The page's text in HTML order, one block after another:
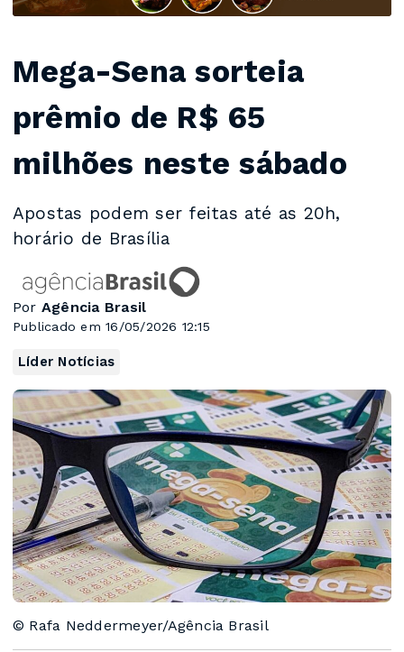
Mega-Sena sorteia
prêmio de R$ 65
milhões neste sábado
Apostas podem ser feitas até as 20h,
horário de Brasília
Por Agência Brasil
Publicado em 16/05/2026 12:15
Líder Notícias
© Rafa Neddermeyer/Agência Brasil